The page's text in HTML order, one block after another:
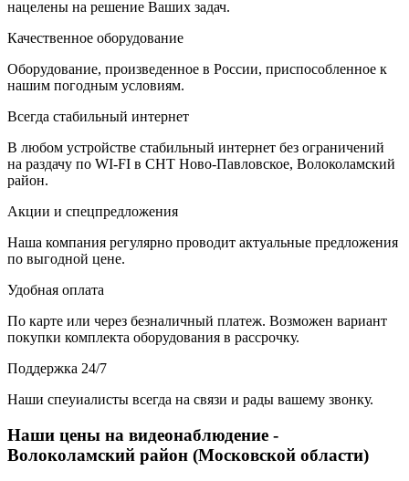
нацелены на решение Ваших задач.
Качественное оборудование
Оборудование, произведенное в России, приспособленное к
нашим погодным условиям.
Всегда стабильный интернет
В любом устройстве стабильный интернет без ограничений
на раздачу по WI-FI в СНТ Ново-Павловское, Волоколамский
район.
Акции и спецпредложения
Наша компания регулярно проводит актуальные предложения
по выгодной цене.
Удобная оплата
По карте или через безналичный платеж. Возможен вариант
покупки комплекта оборудования в рассрочку.
Поддержка 24/7
Наши спеуиалисты всегда на связи и рады вашему звонку.
Наши цены на видеонаблюдение -
Волоколамский район (Московской области)